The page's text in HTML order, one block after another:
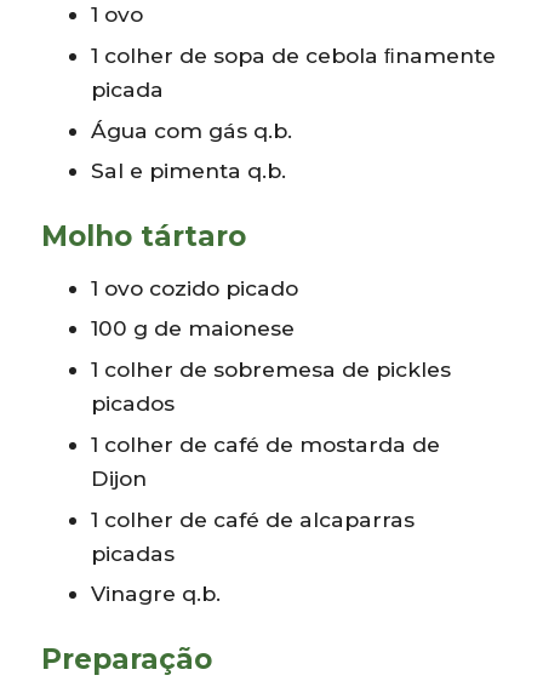
1 ovo
1 colher de sopa de cebola ﬁnamente
picada
Água com gás q.b.
Sal e pimenta q.b.
Molho tártaro
1 ovo cozido picado
100 g de maionese
1 colher de sobremesa de pickles
picados
1 colher de café de mostarda de
Dijon
1 colher de café de alcaparras
picadas
Vinagre q.b.
Preparação